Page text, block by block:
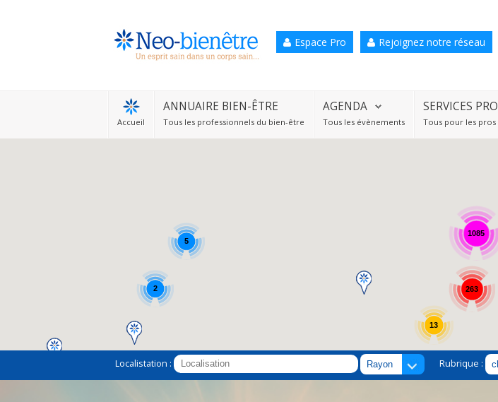
Espace Pro Rejoignez notre réseau
Accueil
ANNUAIRE BIEN-ÊTRE
Tous les professionnels du bien-être
AGENDA
Tous les évènements
SERVICES PRO
Tous pour les pros
1085
13
5
263
2
Localistation : Rubrique :